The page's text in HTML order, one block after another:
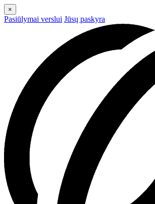
×
Pasiūlymai verslui Jūsų paskyra